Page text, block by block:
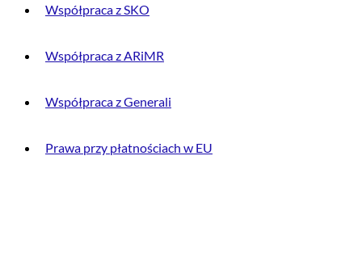
Współpraca z SKO
Współpraca z ARiMR
Współpraca z Generali
Prawa przy płatnościach w EU